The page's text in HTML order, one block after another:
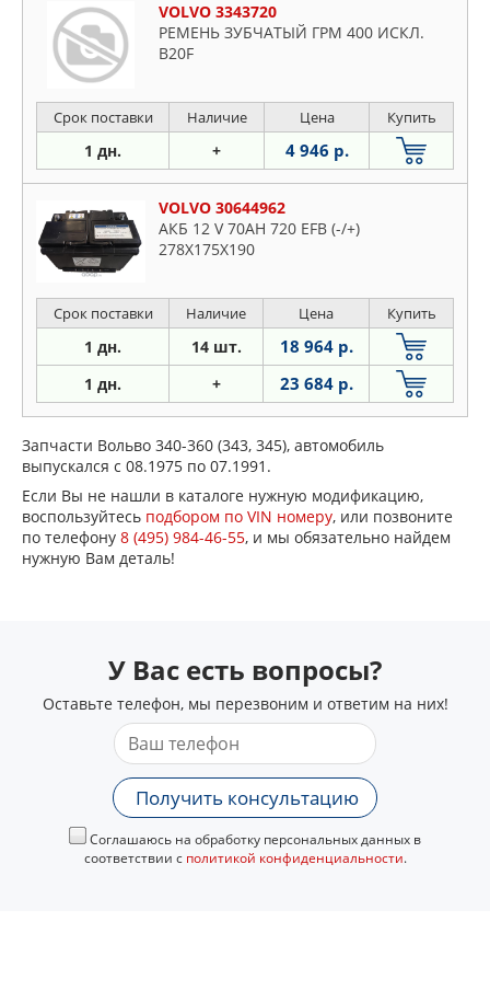
VOLVO 3343720
РЕМЕНЬ ЗУБЧАТЫЙ ГРМ 400 ИСКЛ.
B20F
Срок поставки Наличие Цена Купить
1 дн. + 4 946 р.
VOLVO 30644962
АКБ 12 V 70AH 720 EFB (-/+)
278Х175Х190
Срок поставки Наличие Цена Купить
1 дн. 14 шт. 18 964 р.
1 дн. + 23 684 р.
Запчасти Вольво 340-360 (343, 345), автомобиль
выпускался с 08.1975 по 07.1991.
Если Вы не нашли в каталоге нужную модификацию,
воспользуйтесь подбором по VIN номеру, или позвоните
по телефону 8 (495) 984-46-55, и мы обязательно найдем
нужную Вам деталь!
У Вас есть вопросы?
Оставьте телефон, мы перезвоним и ответим на них!
Получить консультацию
Соглашаюсь на обработку персональных данных в
соответствии с политикой конфиденциальности.